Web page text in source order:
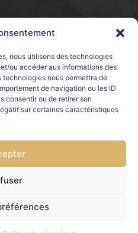
nous utilisons des technologies
ou accéder aux informations des
nous permettra de
de navigation ou les ID
consentir ou de retirer son
sur certaines caractéristiques